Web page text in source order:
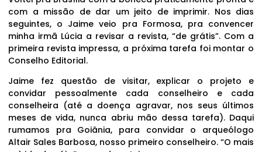
com a missão de dar um jeito de imprimir. Nos dias
seguintes, o Jaime veio pra Formosa, pra convencer
minha irmã Lúcia a revisar a revista, “de grátis”. Com a
primeira revista impressa, a próxima tarefa foi montar o
Conselho Editorial.
Jaime fez questão de visitar, explicar o projeto e
convidar pessoalmente cada conselheiro e cada
conselheira (até a doença agravar, nos seus últimos
meses de vida, nunca abriu mão dessa tarefa). Daqui
rumamos pra Goiânia, para convidar o arqueólogo
Altair Sales Barbosa, nosso primeiro conselheiro. “O mais